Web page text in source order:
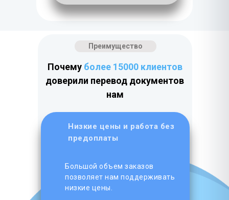
Низкие цены и работа без
предоплаты
Преимущество
Почему более 15000 клиентов
доверили перевод документов
нам
Большой объем заказов
позволяет нам поддерживать
низкие цены.